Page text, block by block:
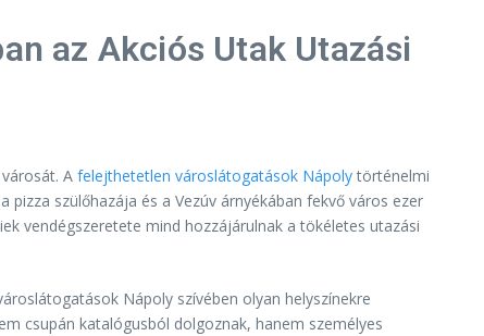
az Akciós Utak Utazási
A felejthetetlen városlátogatások Nápolytörténelmi
szülőhazája és a Vezúv árnyékában fekvő város ezer
vendégszeretete mind hozzájárulnak a tökéletes utazási
Nápoly szívében olyan helyszínekre
csupán katalógusból dolgoznak, hanem személyes